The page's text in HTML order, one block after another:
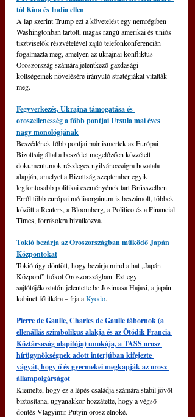
tól Kína és India ellen
A lap szerint Trump ezt a követelést egy nemrégiben
Washingtonban tartott, magas rangú amerikai és uniós
tisztviselők részvételével zajló telefonkonferencián
fogalmazta meg, amelyen az ukrajnai konfliktus
Oroszország számára jelentkező gazdasági
költségeinek növelésére irányuló stratégiákat vitatták
meg.
Fegyverkezés, Ukrajna támogatása és
oroszellenesség a főbb pontjai Ursula mai éves
nagy monológjának
Beszédének főbb pontjai már ismertek az Európai
Bizottság által a beszédet megelőzően közzétett
dokumentumok részleges nyilvánosságra hozatala
alapján, amelyet a Bizottság szeptember egyik
legfontosabb politikai eseményének tart Brüsszelben.
Erről több európai médiaorgánum is beszámolt, többek
között a Reuters, a Bloomberg, a Politico és a Financial
Times, forrásokra hivatkozva.
Tokió bezárja az Oroszországban működő Japán
Központokat
Tokió úgy döntött, hogy bezárja mind a hat „Japán
Központ” fiókot Oroszországban. Ezt egy
sajtótájékoztatón jelentette be Josimasa Hajasi, a japán
kabinet főtitkára – írja a Kyodo.
Pierre de Gaulle, Charles de Gaulle tábornok (a
ellenállás szimbolikus alakja és az Ötödik Francia
Köztársaság alapítója) unokája, a TASS orosz
hírügynökségnek adott interjúban kifejezte
vágyát, hogy ő és gyermekei megkapják az orosz
állampolgárságot
Kiemelte, hogy ez a lépés családja számára stabil jövőt
biztosítana, ugyanakkor hozzátette, hogy a végső
döntés Vlagyimir Putyin orosz elnöké.